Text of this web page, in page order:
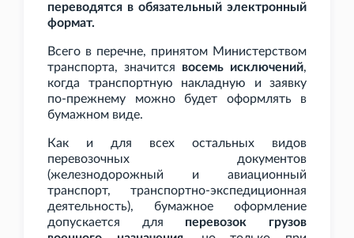
переводятся в обязательный электронный
формат.
Всего в перечне, принятом Министерством
транспорта, значится восемь исключений,
когда транспортную накладную и заявку
по-прежнему можно будет оформлять в
бумажном виде.
Как и для всех остальных видов
перевозочных документов
(железнодорожный и авиационный
транспорт, транспортно-экспедиционная
деятельность), бумажное оформление
допускается для перевозок грузов